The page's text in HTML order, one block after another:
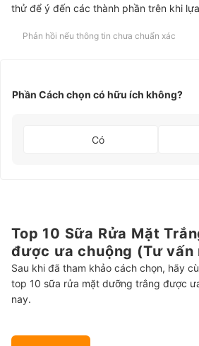
thử để ý đến các thành phần trên khi
Phản hồi nếu thông tin chưa chuẩn xác
Phần Cách chọn có hữu ích không?
Có
Top 10 Sữa Rửa Mặt
được ưa chuộng (Tư vấn
Sau khi đã tham khảo cách chọn, hãy
top 10 sữa rửa mặt dưỡng trắng được
nay.